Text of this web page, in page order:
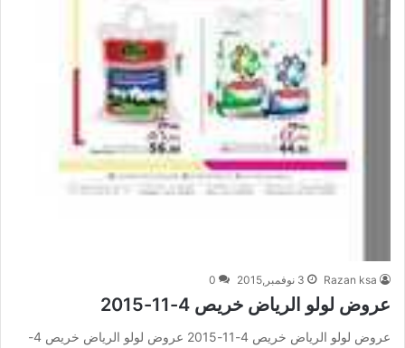
Razan ksa 3 نوفمبر,2015 0
عروض لولو الرياض خريص 4-11-2015
عروض لولو الرياض خريص 4-11-2015 عروض لولو الرياض خريص 4-